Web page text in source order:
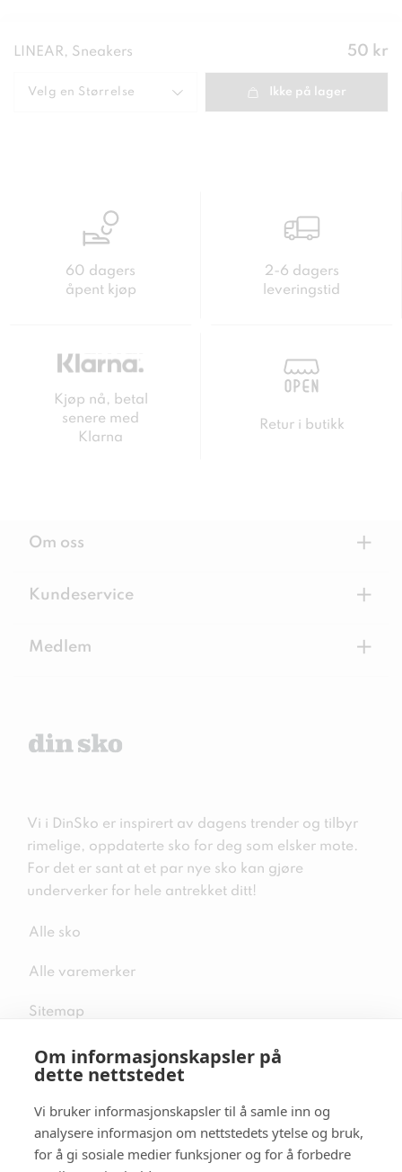
Om informasjonskapsler på
dette nettstedet
Vi bruker informasjonskapsler til å samle inn og
analysere informasjon om nettstedets ytelse og bruk,
for å gi sosiale medier funksjoner og for å forbedre
LINEAR, Sneakers Pris:
50 kr
Velg en Størrelse Ikke på lager
60 dagers
åpent kjøp
2-6 dagers
leveringstid
Kjøp nå, betal
senere med
Klarna
Retur i butikk
Om oss +
Kundeservice +
Medlem +
Vi i DinSko er inspirert av dagens trender og tilbyr
rimelige, oppdaterte sko for deg som elsker mote.
For det er sant at et par nye sko kan gjøre
underverker for hele antrekket ditt!
Alle sko
Alle varemerker
Sitemap
Følg oss i sosiale medier